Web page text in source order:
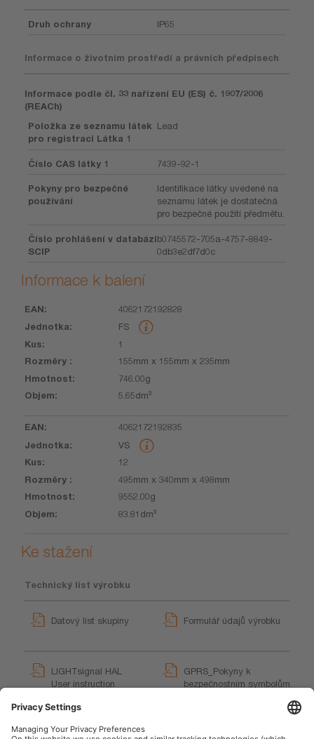
Druh ochrany IP65
Informace o životním prostředí a právních předpisech
Informace podle čl. 33 nařízení EU (ES) č. 1907/2006
(REACh)
Položka ze seznamu látek
pro registraci Látka 1
Lead
Číslo CAS látky 1 7439-92-1
Pokyny pro bezpečné
používání
Identifikace látky uvedené na
seznamu látek je dostatečná
pro bezpečné použití předmětu.
Číslo prohlášení v databázi
SCIP
b0745572-705a-4757-8849-
0db3e2df7d0c
Informace k balení
EAN Kus Rozměry
4062172192828
FS
1
155mm x 155mm x 235mm
746.00g
5.65dm³
4062172192835
VS
12
495mm x 340mm x 498mm
9552.00g
83.81dm³
Ke stažení
Technický list výrobku
Datový list skupiny Formulář údajů výrobku
LIGHTsignal HAL
User instruction
GPRS_Pokyny k
bezpečnostním symbolům
LIGHTsignal HAL (EN)
Movie application